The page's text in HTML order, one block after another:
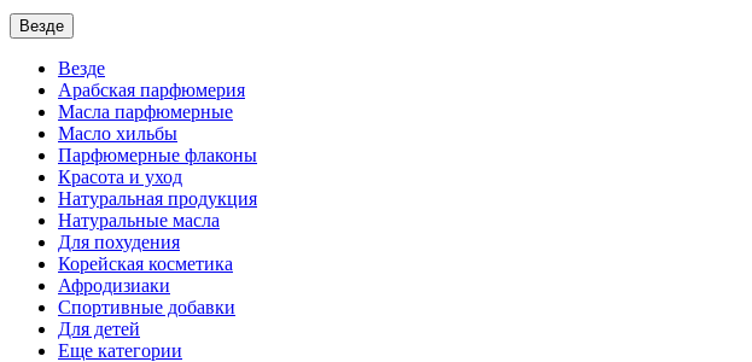
Везде
Везде
Арабская парфюмерия
Масла парфюмерные
Масло хильбы
Парфюмерные флаконы
Красота и уход
Натуральная продукция
Натуральные масла
Для похудения
Корейская косметика
Афродизиаки
Спортивные добавки
Для детей
Еще категории